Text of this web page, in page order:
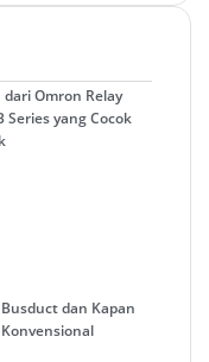
Omron Relay
Series yang Cocok
dan Kapan